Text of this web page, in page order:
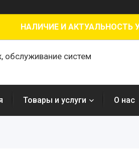
НАЛИЧИЕ И АКТУАЛЬНОСТЬ
обслуживание систем
Товары и услуги О нас